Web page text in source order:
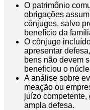
O patrimônio
obrigações
cônjuges, salvo
benefício da
O cônjuge
apresentar
bens não devem
beneficiou o
A análise sobre
meação ou
juízo competente,
ampla defesa.